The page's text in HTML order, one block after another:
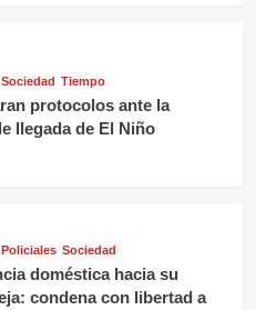
Sociedad Tiempo
protocolos ante la
llegada de El Niño
Policiales Sociedad
doméstica hacia su
condena con libertad a